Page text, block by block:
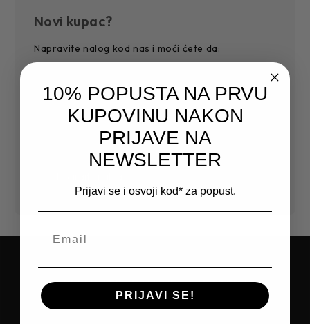
Novi kupac?
Napravite nalog kod nas i moći ćete da:
Sačuvajte više adresa za dostavu
Pristupite historiji narudžbi
Pratite nove narudžbe
Sačuvajte artikle na Vašoj listi želja
PRIJAVITE SE NA NEWSLETTER I
OSTVARITE
10% POPUSTA NA PRVU
KUPOVINU NAKON
PRIJAVE NA
NEWSLETTER
Prijavi se i osvoji kod* za popust.
PRIJAVI SE!